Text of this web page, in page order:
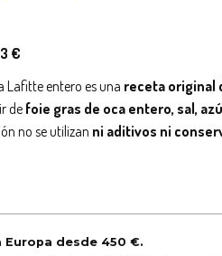
€
Lafitte entero es una receta original
defoie gras de oca entero, sal,
no se utilizan ni aditivos ni
Europa desde 450 €.